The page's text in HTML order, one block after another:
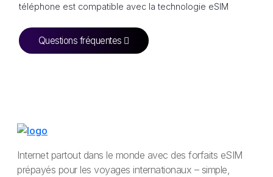
téléphone est compatible avec la technologie eSIM
Questions fréquentes
Internet partout dans le monde avec des forfaits eSIM
prépayés pour les voyages internationaux – simple,